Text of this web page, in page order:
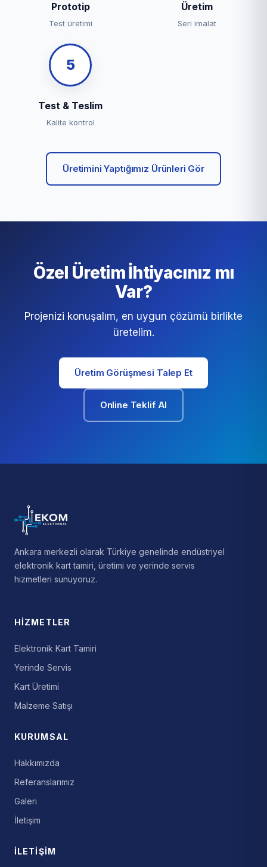
Prototip
Test üretimi
Üretim
Seri imalat
5
Test & Teslim
Kalite kontrol
Üretimini Yaptığımız Ürünleri Gör
Özel Üretim İhtiyacınız mı
Var?
Projenizi konuşalım, en uygun çözümü birlikte
üretelim.
Üretim Görüşmesi Talep Et
Online Teklif Al
Ankara merkezli olarak Türkiye genelinde endüstriyel
elektronik kart tamiri, üretimi ve yerinde servis
hizmetleri sunuyoruz.
HIZMETLER
Elektronik Kart Tamiri
Yerinde Servis
Kart Üretimi
Malzeme Satışı
KURUMSAL
Hakkımızda
Referanslarımız
Galeri
İletişim
İLETIŞIM